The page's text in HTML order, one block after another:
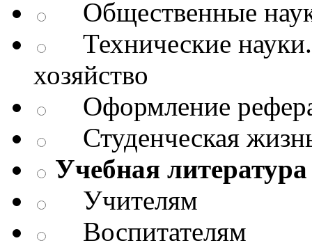
Общественные
Технические
хозяйство
Оформление
Студенческая
Учебная литература
Учителям
Воспитателям